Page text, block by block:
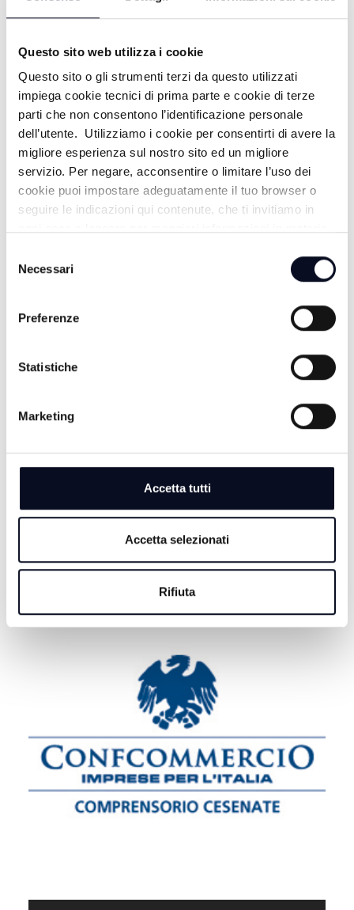
Questo sito web utilizza i cookie
Questo sito o gli strumenti terzi da questo utilizzati
impiega cookie tecnici di prima parte e cookie di terze
parti che non consentono l’identificazione personale
dell’utente. Utilizziamo i cookie per consentirti di avere la
migliore esperienza sul nostro sito ed un migliore
servizio. Per negare, acconsentire o limitare l’uso dei
cookie puoi impostare adeguatamente il tuo browser o
seguire le indicazioni qui contenute, che ti invitiamo in
delNecessari
Preferenze
Statistiche
Marketing
Accetta tutti
Accetta selezionati
Rifiuta
ALTRE NOTIZIE TUTTE LE NOTIZIE
6 AGOSTO 2026
CALCIO: Cesena, ecco Debenedetti, "Ho accettato
BASEBALL: Bologna e San Marino volano in
semifinale scudetto
CALCIO: Serie D, il Tropical Coriano sarà ancora nel